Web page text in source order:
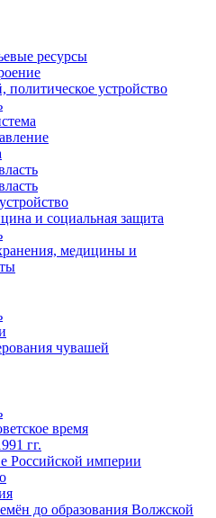
ресурсы
политическое устройство
и социальная защита
медицины и
чувашей
время
гг.
Российской империи
до образования Волжской